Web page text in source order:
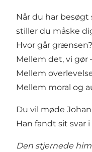
Når du har
stiller du måske
Hvor går grænsen?
Mellem det, vi gør
Mellem
Mellem moral og
Du vil møde
Han fandt sit svar
Den stjernede